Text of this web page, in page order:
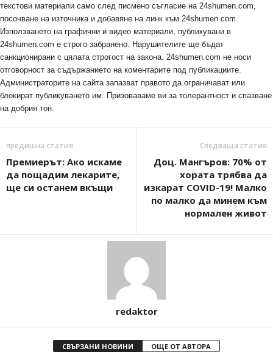
текстови материали само след писмено съгласие на 24shumen.com,
посочване на източника и добавяне на линк към 24shumen.com.
Използването на графични и видео материали, публикувани в
24shumen.com е строго забранено. Нарушителите ще бъдат
санкционирани с цялата строгост на закона. 24shumen.com не носи
отговорност за съдържанието на коментарите под публикациите.
Администраторите на сайта запазват правото да ограничават или
блокират публикуването им. Призоваваме ви за толерантност и спазване
на добрия тон.
предишна статия
Премиерът: Ако искаме
да пощадим лекарите,
ще си останем вкъщи
Следваща статия
Доц. Мангъров: 70% от
хората трябва да
изкарат COVID-19! Малко
по малко да минем към
нормален живот
redaktor
СВЪРЗАНИ НОВИНИ ОЩЕ ОТ АВТОРА